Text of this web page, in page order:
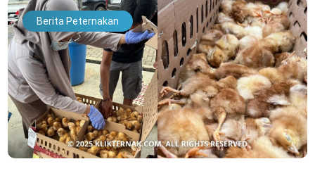
Berita Peternakan